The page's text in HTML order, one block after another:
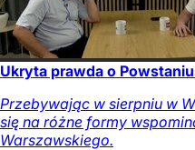
Ukryta prawda o
Przebywając w sierpniu w
się na różne formy
Warszawskiego.